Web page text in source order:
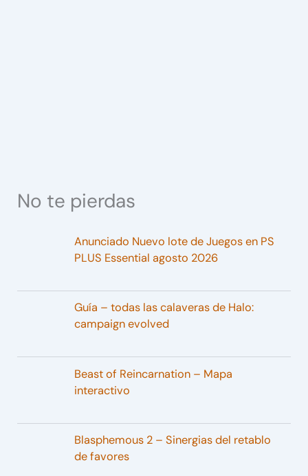
No te pierdas
Anunciado Nuevo lote de Juegos en PS
PLUS Essential agosto 2026
Guía – todas las calaveras de Halo:
campaign evolved
Beast of Reincarnation – Mapa
interactivo
Blasphemous 2 – Sinergias del retablo
de favores